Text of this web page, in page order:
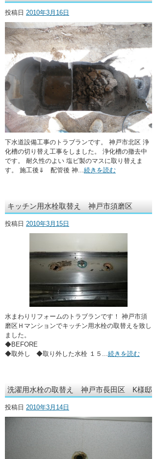
投稿日 2010年3月16日
下水道設備工事のトラブランです。 神戸市北区 浄
化槽の切り替え工事をしました。 浄化槽の撤去中
です。 耐久性のよい 塩ビ製のマスに取り替えま
す。 施工後⇓ 配管後 神...続きを読む
キッチン用水栓取替え 神戸市須磨区
投稿日 2010年3月15日
水まわりリフォームのトラブランです！ 神戸市須
磨区Ｈマンションでキッチン用水栓の取替えを致し
ました。
◆BEFORE
◆取外し ◆取り外した水栓 １５...続きを読む
洗濯用水栓の取替え 神戸市長田区 K様邸
投稿日 2010年3月14日